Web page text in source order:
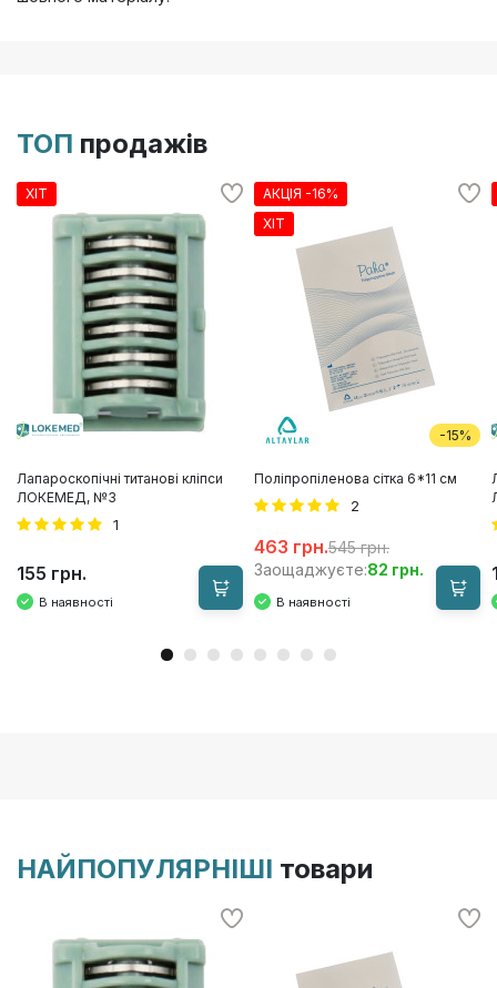
ТОП продажів
ХІТ
Лапароскопічні титанові кліпси
ЛОКЕМЕД, №3
1
155 грн.
В наявності
АКЦІЯ -16%
ХІТ
-15%
Поліпропіленова сітка 6*11 см
2
463 грн.545 грн.
Заощаджуєте:82 грн.
В наявності
НАЙПОПУЛЯРНІШІ товари